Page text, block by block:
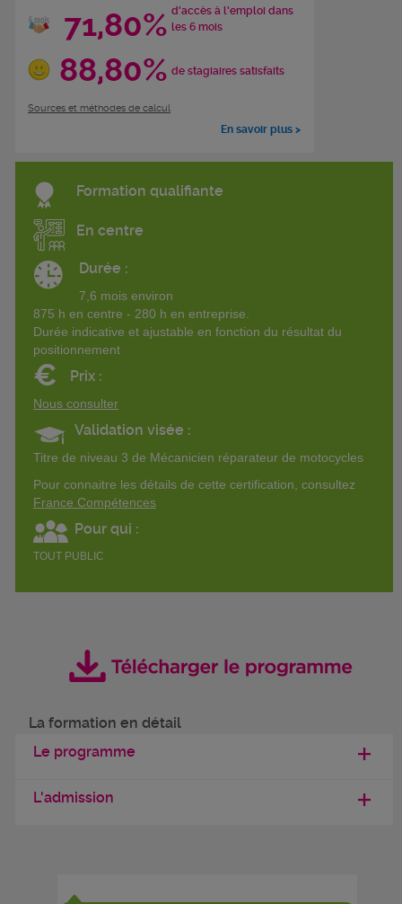
71,80% d'accès à l'emploi dans
les 6 mois
88,80% de stagiaires satisfaits
Sources et méthodes de calcul
En savoir plus >
Formation qualifiante
En centre
Durée :
7,6 mois environ
875 h en centre - 280 h en entreprise.
Durée indicative et ajustable en fonction du résultat du
positionnement
€ Prix :
Nous consulter
Validation visée :
Titre de niveau 3 de Mécanicien réparateur de motocycles
Pour connaitre les détails de cette certification, consultez
France Compétences
Pour qui :
TOUT PUBLIC
La formation en détail
Le programme
L'admission